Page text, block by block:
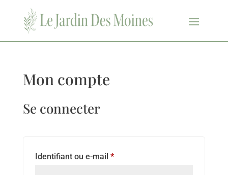
Mon compte
Se connecter
Identifiant ou e-mail *Obligatoire